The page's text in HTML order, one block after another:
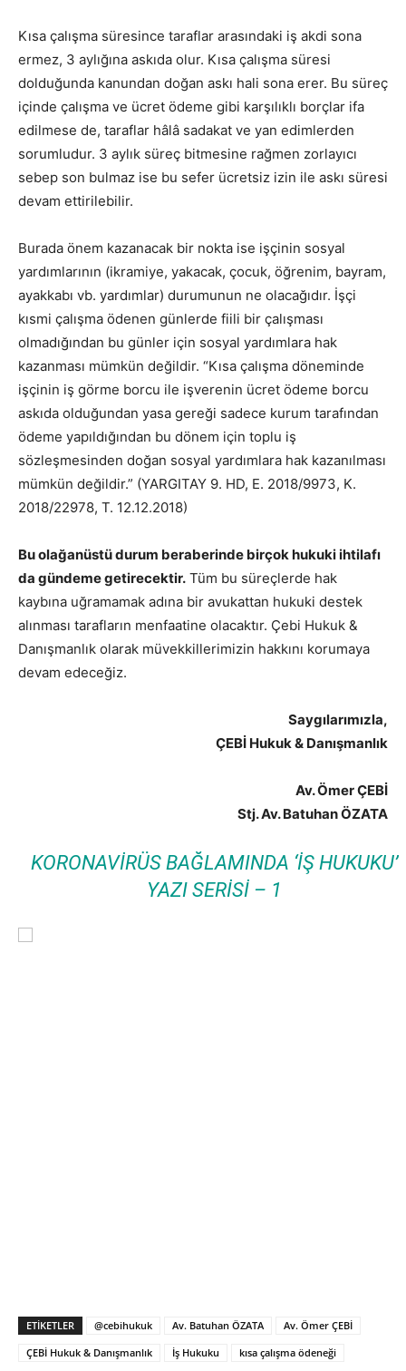
Kısa çalışma süresince taraflar arasındaki iş akdi sona
ermez, 3 aylığına askıda olur. Kısa çalışma süresi
dolduğunda kanundan doğan askı hali sona erer. Bu süreç
içinde çalışma ve ücret ödeme gibi karşılıklı borçlar ifa
edilmese de, taraflar hâlâ sadakat ve yan edimlerden
sorumludur. 3 aylık süreç bitmesine rağmen zorlayıcı
sebep son bulmaz ise bu sefer ücretsiz izin ile askı süresi
devam ettirilebilir.
Burada önem kazanacak bir nokta ise işçinin sosyal
yardımlarının (ikramiye, yakacak, çocuk, öğrenim, bayram,
ayakkabı vb. yardımlar) durumunun ne olacağıdır. İşçi
kısmi çalışma ödenen günlerde fiili bir çalışması
olmadığından bu günler için sosyal yardımlara hak
kazanması mümkün değildir. “Kısa çalışma döneminde
işçinin iş görme borcu ile işverenin ücret ödeme borcu
askıda olduğundan yasa gereği sadece kurum tarafından
ödeme yapıldığından bu dönem için toplu iş
sözleşmesinden doğan sosyal yardımlara hak kazanılması
mümkün değildir.” (YARGITAY 9. HD, E. 2018/9973, K.
2018/22978, T. 12.12.2018)
Bu olağanüstü durum beraberinde birçok hukuki ihtilafı
da gündeme getirecektir. Tüm bu süreçlerde hak
kaybına uğramamak adına bir avukattan hukuki destek
alınması tarafların menfaatine olacaktır. Çebi Hukuk &
Danışmanlık olarak müvekkillerimizin hakkını korumaya
devam edeceğiz.
Saygılarımızla,
ÇEBİ Hukuk & Danışmanlık
Av. Ömer ÇEBİ
Stj. Av. Batuhan ÖZATA
KORONAVIRÜS BAĞLAMINDA ‘IŞ HUKUKU’
YAZI SERISI – 1
ETIKETLER @cebihukuk Av. Batuhan ÖZATA
Av. Ömer ÇEBİ
ÇEBİ Hukuk & Danışmanlık
İş Hukuku
kısa çalışma ödeneği